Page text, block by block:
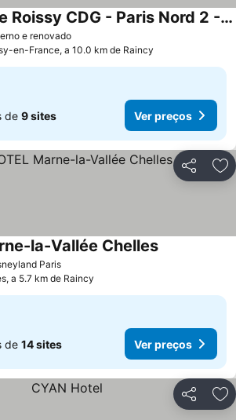
e renovado
Premiere Classe Roissy CDG - Paris Nord 2 - Parc des Expositions
en-France, a 10.0 km de Raincy
de 9 sites Ver preços
Partilhar
Paris
la-Vallée Chelles
a 5.7 km de Raincy
de 14 sites Ver preços
Partilhar